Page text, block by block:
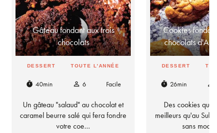
Gâteau fondant aux trois
chocolats
DESSERT TOUTE L'ANNÉE
timer 40min person_outline 6 Facile
Un gâteau "salaud" au chocolat et
caramel beurre salé qui fera fondre
votre coe…
Cookies
chocolats
DESSERT
timer 26min person_outline
Des cookies qui
meilleurs qu'au
sans